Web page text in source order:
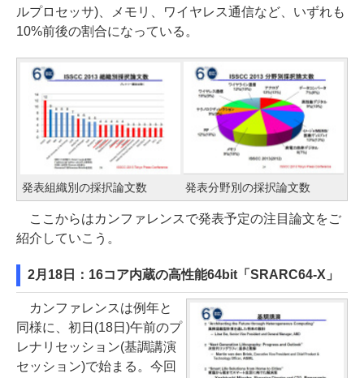
ルプロセッサ)、メモリ、ワイヤレス通信など、いずれも
10%前後の割合になっている。
発表組織別の採択論文数 発表分野別の採択論文数
ここからはカンファレンスで発表予定の注目論文をご
紹介していこう。
2月18日：16コア内蔵の高性能64bit「SRARC64-X」
カンファレンスは例年と
同様に、初日(18日)午前のプ
レナリセッション(基調講演
セッション)で始まる。今回